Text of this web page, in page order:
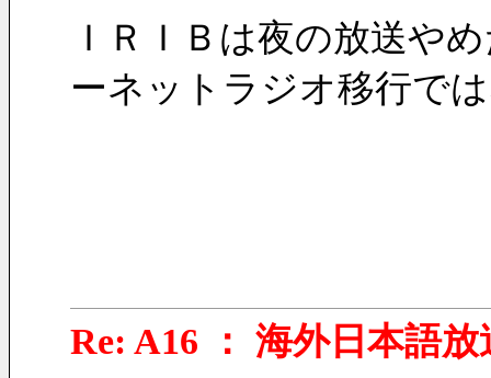
ＩＲＩＢは夜の放送や
ーネットラジオ移行で
Re: A16 ： 海外日本語放